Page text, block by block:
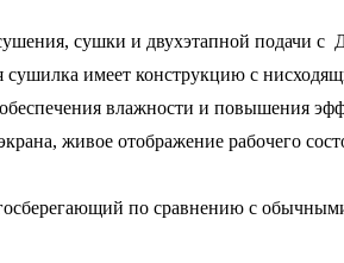
сушки и двухэтапной подачи с
сушилка имеет конструкцию с
влажности и повышения
живое отображение рабочего
по сравнению с